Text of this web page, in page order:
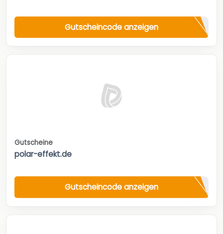
Gutscheincode anzeigen
Gutscheine
polar-effekt.de
Gutscheincode anzeigen